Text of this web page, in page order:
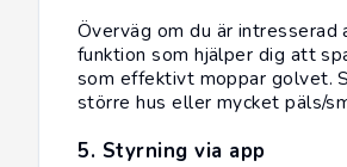
Överväg om du är intresserad
funktion som hjälper dig att
som effektivt moppar golvet.
större hus eller mycket päls/
5. Styrning via app